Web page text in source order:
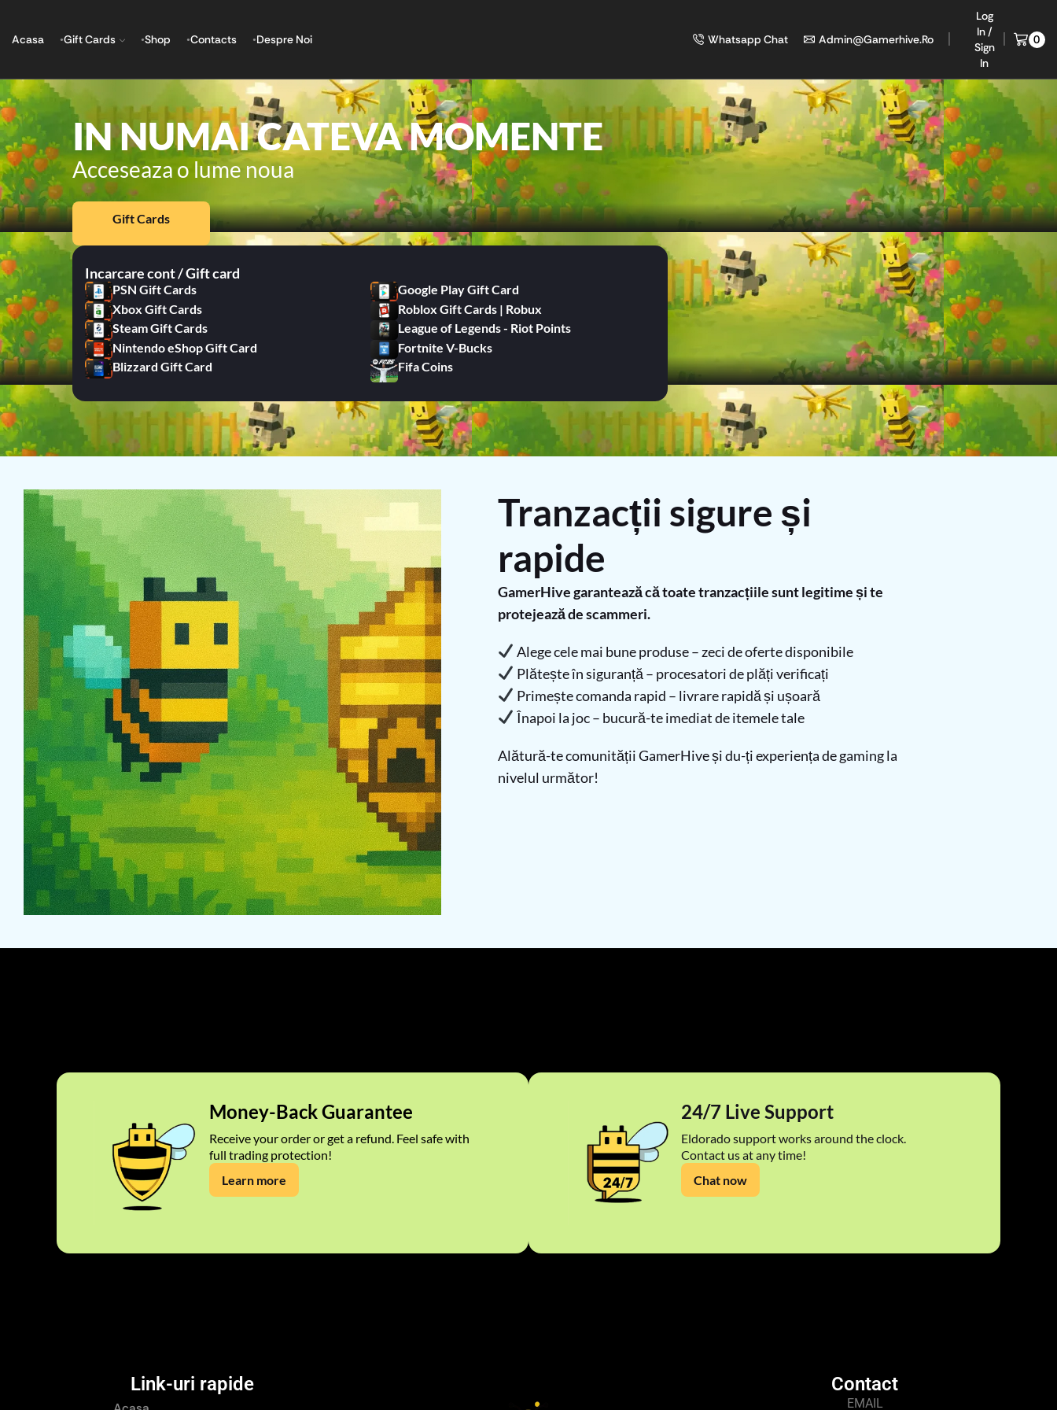
Acasa Gift Cards Shop Contacts Despre Noi Whatsapp Chat Admin@gamerhive.ro
Log
In /
Sign
In
0
IN NUMAI CATEVA MOMENTE
Acceseaza o lume noua
Gift Cards
Incarcare cont / Gift card
PSN Gift Cards
Google Play Gift Card
Xbox Gift Cards
Roblox Gift Cards | Robux
Steam Gift Cards
League of Legends - Riot Points
Nintendo eShop Gift Card
Fortnite V-Bucks
Blizzard Gift Card
Fifa Coins
Tranzacții sigure și
rapide
GamerHive garantează că toate tranzacțiile sunt legitime și te
protejează de scammeri.
Alege cele mai bune produse – zeci de oferte disponibile
Plătește în siguranță – procesatori de plăți verificați
Primește comanda rapid – livrare rapidă și ușoară
Înapoi la joc – bucură-te imediat de itemele tale
Alătură-te comunității GamerHive și du-ți experiența de gaming la
nivelul următor!
Money-Back Guarantee
Receive your order or get a refund. Feel safe with
full trading protection!
Learn more
24/7 Live Support
Eldorado support works around the clock.
Contact us at any time!
Chat now
Link-uri rapide Contact
EMAIL